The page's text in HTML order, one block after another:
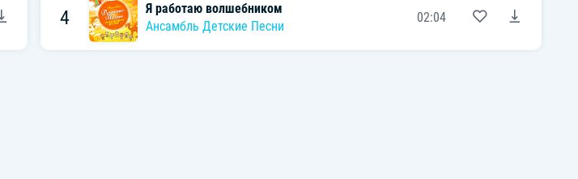
4
Я работаю волшебником
Ансамбль Детские Песни
02:04